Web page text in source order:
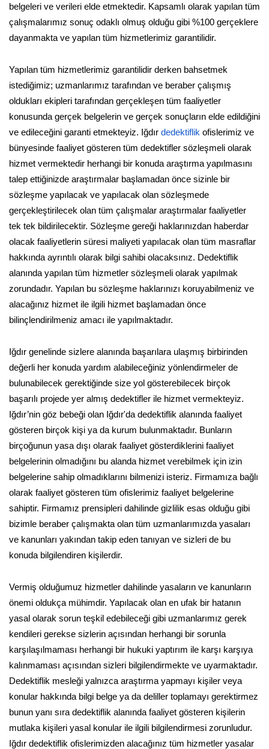
belgeleri ve verileri elde etmektedir. Kapsamlı olarak yapılan tüm
çalışmalarımız sonuç odaklı olmuş olduğu gibi %100 gerçeklere
dayanmakta ve yapılan tüm hizmetlerimiz garantilidir.
Yapılan tüm hizmetlerimiz garantilidir derken bahsetmek
istediğimiz; uzmanlarımız tarafından ve beraber çalışmış
oldukları ekipleri tarafından gerçekleşen tüm faaliyetler
konusunda gerçek belgelerin ve gerçek sonuçların elde edildiğini
ve edileceğini garanti etmekteyiz. Iğdır dedektiflik ofislerimiz ve
bünyesinde faaliyet gösteren tüm dedektifler sözleşmeli olarak
hizmet vermektedir herhangi bir konuda araştırma yapılmasını
talep ettiğinizde araştırmalar başlamadan önce sizinle bir
sözleşme yapılacak ve yapılacak olan sözleşmede
gerçekleştirilecek olan tüm çalışmalar araştırmalar faaliyetler
tek tek bildirilecektir. Sözleşme gereği haklarınızdan haberdar
olacak faaliyetlerin süresi maliyeti yapılacak olan tüm masraflar
hakkında ayrıntılı olarak bilgi sahibi olacaksınız. Dedektiflik
alanında yapılan tüm hizmetler sözleşmeli olarak yapılmak
zorundadır. Yapılan bu sözleşme haklarınızı koruyabilmeniz ve
alacağınız hizmet ile ilgili hizmet başlamadan önce
bilinçlendirilmeniz amacı ile yapılmaktadır.
Iğdır genelinde sizlere alanında başarılara ulaşmış birbirinden
değerli her konuda yardım alabileceğiniz yönlendirmeler de
bulunabilecek gerektiğinde size yol gösterebilecek birçok
başarılı projede yer almış dedektifler ile hizmet vermekteyiz.
Iğdır’nin göz bebeği olan Iğdır'da dedektiflik alanında faaliyet
gösteren birçok kişi ya da kurum bulunmaktadır. Bunların
birçoğunun yasa dışı olarak faaliyet gösterdiklerini faaliyet
belgelerinin olmadığını bu alanda hizmet verebilmek için izin
belgelerine sahip olmadıklarını bilmenizi isteriz. Firmamıza bağlı
olarak faaliyet gösteren tüm ofislerimiz faaliyet belgelerine
sahiptir. Firmamız prensipleri dahilinde gizlilik esas olduğu gibi
bizimle beraber çalışmakta olan tüm uzmanlarımızda yasaları
ve kanunları yakından takip eden tanıyan ve sizleri de bu
konuda bilgilendiren kişilerdir.
Vermiş olduğumuz hizmetler dahilinde yasaların ve kanunların
önemi oldukça mühimdir. Yapılacak olan en ufak bir hatanın
yasal olarak sorun teşkil edebileceği gibi uzmanlarımız gerek
kendileri gerekse sizlerin açısından herhangi bir sorunla
karşılaşılmaması herhangi bir hukuki yaptırım ile karşı karşıya
kalınmaması açısından sizleri bilgilendirmekte ve uyarmaktadır.
Dedektiflik mesleği yalnızca araştırma yapmayı kişiler veya
konular hakkında bilgi belge ya da deliller toplamayı gerektirmez
bunun yanı sıra dedektiflik alanında faaliyet gösteren kişilerin
mutlaka kişileri yasal konular ile ilgili bilgilendirmesi zorunludur.
Iğdır dedektiflik ofislerimizden alacağınız tüm hizmetler yasalar